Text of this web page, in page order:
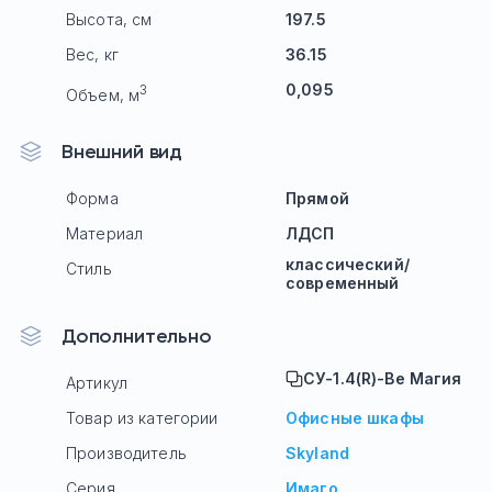
Высота, см
197.5
Вес, кг
36.15
Объем, м3 0,095
Внешний вид
Форма
Прямой
Материал
ЛДСП
Стиль
классический/
современный
Дополнительно
Артикул СУ-1.4(R)-Ве Магия
Товар из категории
Офисные шкафы
Производитель
Skyland
Серия
Имаго